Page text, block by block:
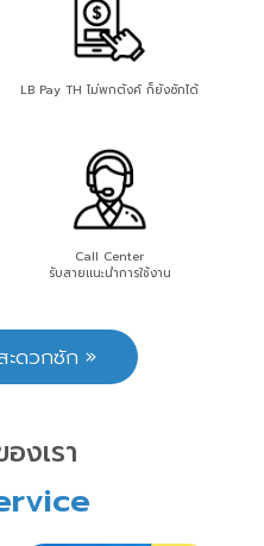
LB Pay TH ไม่พกตังค์ ก็ยังซักได้
Call Center
รับสายแนะนำการใช้งาน
ะดวกซัก »
งเรา